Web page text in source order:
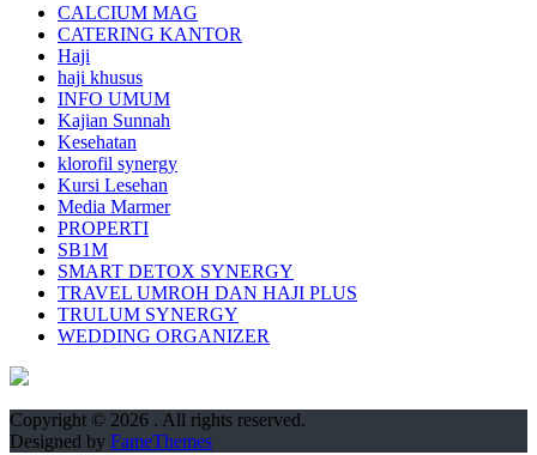
CALCIUM MAG
CATERING KANTOR
Haji
haji khusus
INFO UMUM
Kajian Sunnah
Kesehatan
klorofil synergy
Kursi Lesehan
Media Marmer
PROPERTI
SB1M
SMART DETOX SYNERGY
TRAVEL UMROH DAN HAJI PLUS
TRULUM SYNERGY
WEDDING ORGANIZER
Copyright © 2026 . All rights reserved.
Designed by FameThemes